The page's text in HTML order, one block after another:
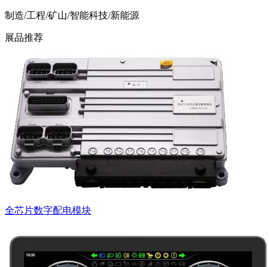
制造/工程/矿山/智能科技/新能源
展品推荐
全芯片数字配电模块